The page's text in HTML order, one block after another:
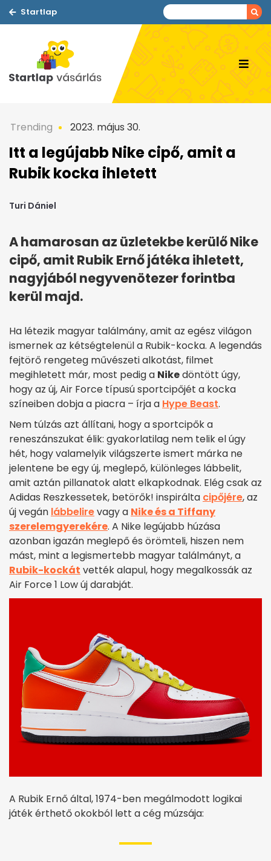
Startlap
Trending 2023. május 30.
Itt a legújabb Nike cipő, amit a
Rubik kocka ihletett
Turi Dániel
A hamarosan az üzletekbe kerülő Nike
cipő, amit Rubik Ernő játéka ihletett,
nagyjából negyvenötezer forintba
kerül majd.
Ha létezik magyar találmány, amit az egész világon
ismernek az kétségtelenül a Rubik-kocka. A legendás
fejtörő rengeteg művészeti alkotást, filmet
megihletett már, most pedig a Nikedöntött úgy,
hogy az új, Air Force típusú sportcipőjét a kocka
színeiben dobja a piacra – írja a Hype Beast.
Nem túlzás azt állítani, hogy a sportcipők a
reneszánszukat élik: gyakorlatilag nem telik el úgy
hét, hogy valamelyik világszerte ismert márka ne
jelentene be egy új, meglepő, különleges lábbelit,
amit aztán pillanatok alatt elkapkodnak. Elég csak az
Adidas Reszkessetek, betörők! inspirálta cipőjére, az
új vegán lábbelirevagy a Nike és a Tiffany
szerelemgyerekére. A Nike legújabb húzása
azonban igazán meglepő és örömteli, hiszen nem
mást, mint a legismertebb magyar találmányt, a
Rubik-kockát vették alapul, hogy megalkossák az
Air Force 1 Low új darabját.
A Rubik Ernő által, 1974-ben megálmodott logikai
játék érthető okokból lett a cég múzsája: